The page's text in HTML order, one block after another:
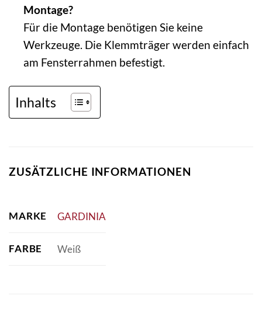
Montage?
Für die Montage benötigen Sie keine
Werkzeuge. Die Klemmträger werden einfach
am Fensterrahmen befestigt.
Inhalts
ZUSÄTZLICHE INFORMATIONEN
MARKE GARDINIA
FARBE Weiß